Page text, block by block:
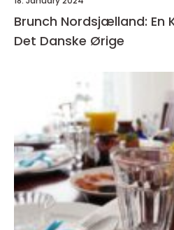
Brunch Nordsjælland: En
Det Danske Ørige